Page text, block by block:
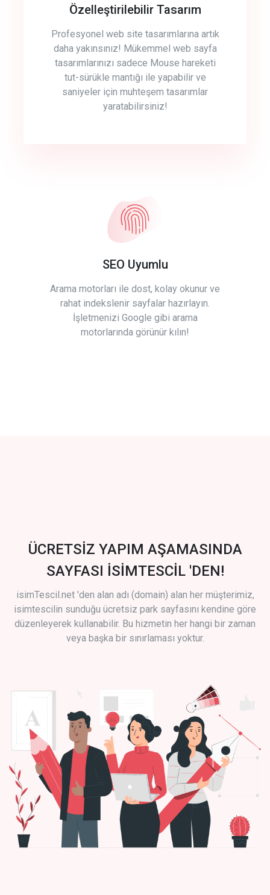
Özelleştirilebilir Tasarım
Profesyonel web site tasarımlarına artık
daha yakınsınız! Mükemmel web sayfa
tasarımlarınızı sadece Mouse hareketi
tut-sürükle mantığı ile yapabilir ve
saniyeler için muhteşem tasarımlar
yaratabilirsiniz!
SEO Uyumlu
Arama motorları ile dost, kolay okunur ve
rahat indekslenir sayfalar hazırlayın.
İşletmenizi Google gibi arama
motorlarında görünür kılın!
ÜCRETSİZ YAPIM AŞAMASINDA
SAYFASI İSİMTESCİL 'DEN!
isimTescil.net 'den alan adı (domain) alan her müşterimiz,
isimtescilin sunduğu ücretsiz park sayfasını kendine göre
düzenleyerek kullanabilir. Bu hizmetin her hangi bir zaman
veya başka bir sınırlaması yoktur.